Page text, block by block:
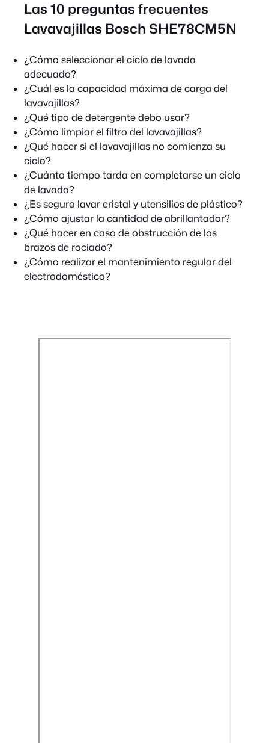
Las 10 preguntas frecuentes
Lavavajillas Bosch SHE78CM5N
¿Cómo seleccionar el ciclo de lavado
adecuado?
¿Cuál es la capacidad máxima de carga del
lavavajillas?
¿Qué tipo de detergente debo usar?
¿Cómo limpiar el filtro del lavavajillas?
¿Qué hacer si el lavavajillas no comienza su
ciclo?
¿Cuánto tiempo tarda en completarse un ciclo
de lavado?
¿Es seguro lavar cristal y utensilios de plástico?
¿Cómo ajustar la cantidad de abrillantador?
¿Qué hacer en caso de obstrucción de los
brazos de rociado?
¿Cómo realizar el mantenimiento regular del
electrodoméstico?